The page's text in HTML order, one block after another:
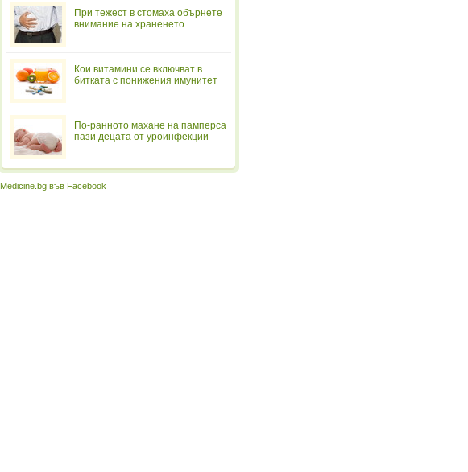
При тежест в стомаха обърнете
внимание на храненето
Кои витамини се включват в
битката с понижения имунитет
По-ранното махане на памперса
пази децата от уроинфекции
Medicine.bg във Facebook